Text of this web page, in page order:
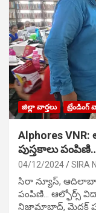
జిల్లా వార్తలు ట్రేండింగ్
Alphores
పుస్తకాలు
04/12/2024 SIRA
సిరా న్యూస్,
పంపిణి… ఆల్ఫోర్స్
నిజామాబాద్, మెదక్